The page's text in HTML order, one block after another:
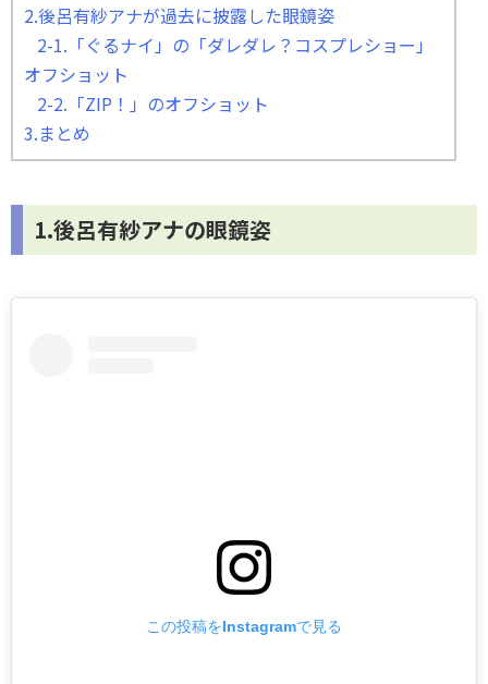
2.後呂有紗アナが過去に披露した眼鏡姿
2-1.「ぐるナイ」の「ダレダレ？コスプレショー」
オフショット
2-2.「ZIP！」のオフショット
3.まとめ
1.後呂有紗アナの眼鏡姿
この投稿をInstagramで見る